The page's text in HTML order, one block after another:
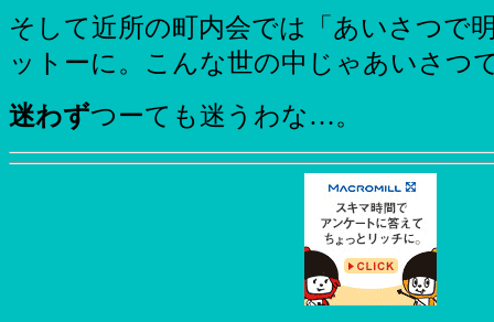
そして近所の町内会では「あいさつで
ットーに。こんな世の中じゃあいさつ
迷わずつーても迷うわな…。